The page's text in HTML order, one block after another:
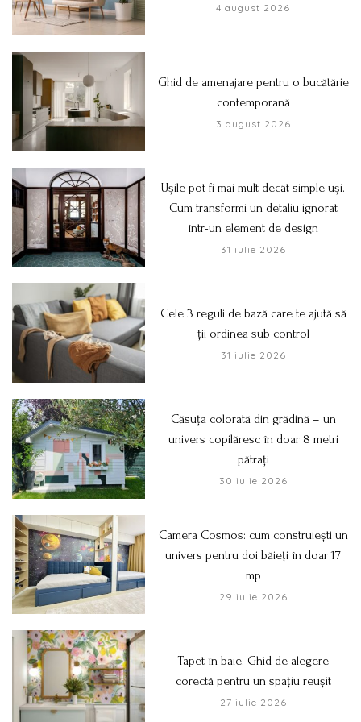
4 august 2026
Ghid de amenajare pentru o bucătărie
contemporană
3 august 2026
Ușile pot fi mai mult decât simple uși.
Cum transformi un detaliu ignorat
într-un element de design
31 iulie 2026
Cele 3 reguli de bază care te ajută să
ții ordinea sub control
31 iulie 2026
Căsuța colorată din grădină – un
univers copilăresc în doar 8 metri
pătrați
30 iulie 2026
Camera Cosmos: cum construiești un
univers pentru doi băieți în doar 17
mp
29 iulie 2026
Tapet în baie. Ghid de alegere
corectă pentru un spațiu reușit
27 iulie 2026